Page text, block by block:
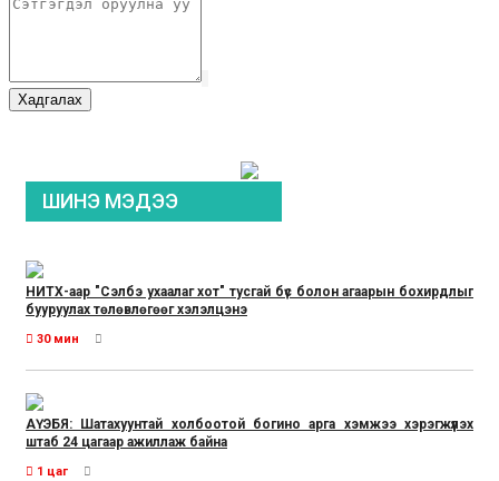
Хадгалах
ШИНЭ МЭДЭЭ
НИТХ-аар "Сэлбэ ухаалаг хот" тусгай бүс болон агаарын бохирдлыг
бууруулах төлөвлөгөөг хэлэлцэнэ
30 мин
АҮЭБЯ: Шатахуунтай холбоотой богино арга хэмжээ хэрэгжүүлэх
штаб 24 цагаар ажиллаж байна
1 цаг